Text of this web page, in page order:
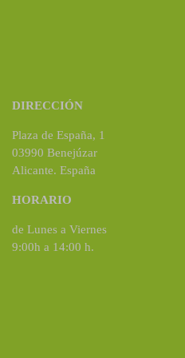
DIRECCIÓN
Plaza de España, 1
03990 Benejúzar
Alicante. España
HORARIO
de Lunes a Viernes
9:00h a 14:00 h.